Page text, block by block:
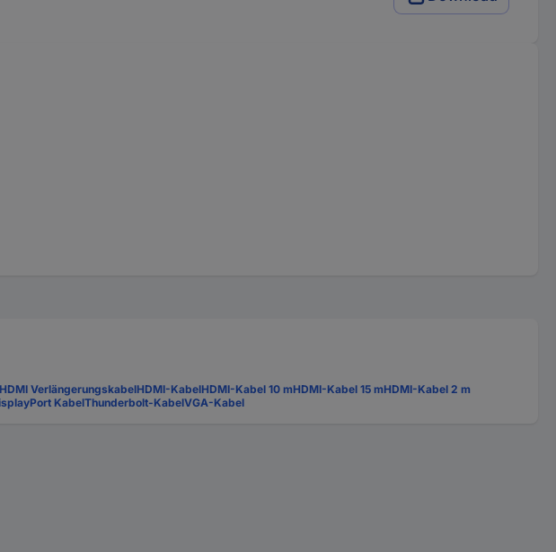
HDMI VerlängerungskabelHDMI-KabelHDMI-Kabel 10 mHDMI-Kabel 15 mHDMI-Kabel 2 m
KabelThunderbolt-KabelVGA-Kabel